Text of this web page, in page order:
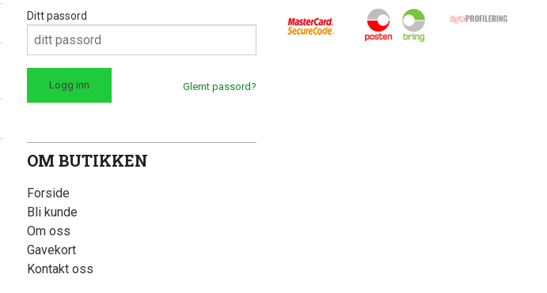
Ditt passord
Glemt passord?
OM BUTIKKEN
Forside
Bli kunde
Om oss
Gavekort
Kontakt oss